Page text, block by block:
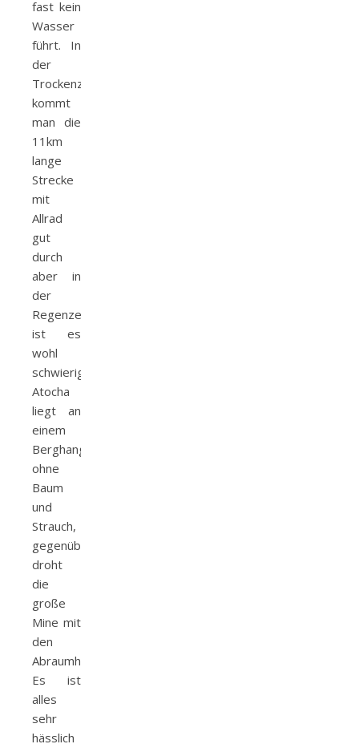
fast kein
Wasser
führt. In
der
Trockenzeit
kommt
man die
11km
lange
Strecke
mit
Allrad
gut
durch
aber in
der
Regenzeit
ist es
wohl
schwierig!
Atocha
liegt an
einem
Berghang,
ohne
Baum
und
Strauch,
gegenüber
droht
die
große
Mine mit
den
Abraumhalden.
Es ist
alles
sehr
hässlich